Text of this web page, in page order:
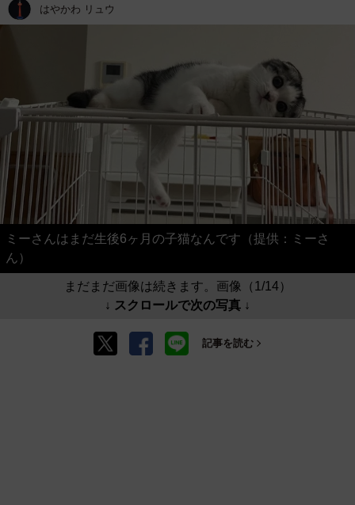
はやかわ リュウ
ミーさんはまだ生後6ヶ月の子猫なんです（提供：ミーさ
ん）
まだまだ画像は続きます。画像（1/14）
↓ スクロールで次の写真 ↓
記事を読む